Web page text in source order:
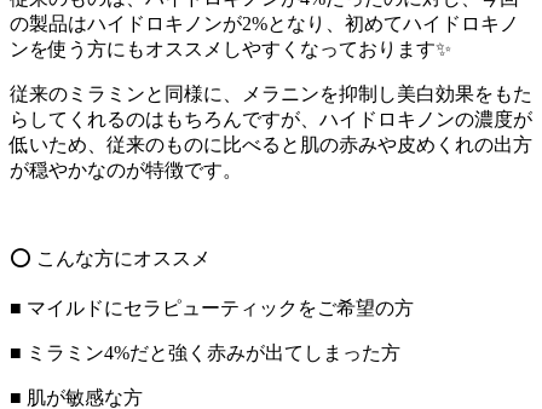
の製品はハイドロキノンが2%となり、初めてハイドロキノ
ンを使う方にもオススメしやすくなっております✨
従来のミラミンと同様に、メラニンを抑制し美白効果をもた
らしてくれるのはもちろんですが、ハイドロキノンの濃度が
低いため、従来のものに比べると肌の赤みや皮めくれの出方
が穏やかなのが特徴です。
️⭕️ こんな方にオススメ
■ マイルドにセラピューティックをご希望の方
■ ミラミン4%だと強く赤みが出てしまった方
■ 肌が敏感な方